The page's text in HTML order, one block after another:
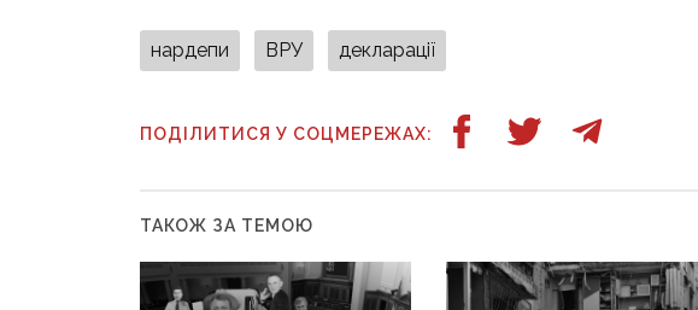
нардепи ВРУ декларації
ПОДІЛИТИСЯ У СОЦМЕРЕЖАХ:
ТАКОЖ ЗА ТЕМОЮ